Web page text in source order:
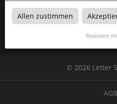
Zahlen
© 2026 Letter
AGB
Allen zustimmen
Realisiert